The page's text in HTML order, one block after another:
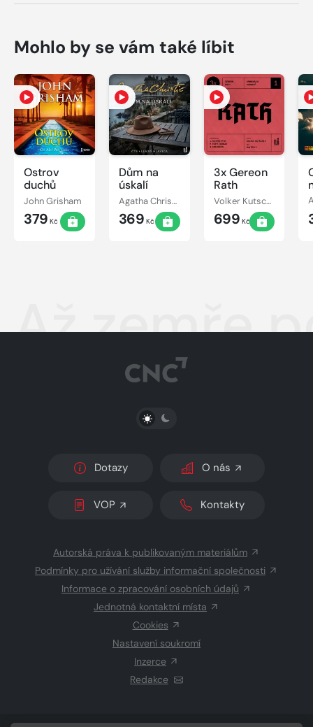
Mohlo by se vám také líbit
Ostrov
duchů
John Grisham
379 Kč
Dům na
úskalí
Agatha Christie
369 Kč
3x Gereon
Rath
Volker Kutscher
699 Kč
Až zemře
PŘEPNOUT SVĚTLÝ/TMAVÝ REŽIM
Dotazy O nás
VOP Kontakty
Autorská práva k publikovaným materiálům
Podmínky pro užívání služby informační společnosti
Informace o zpracování osobních údajů
Jednotná kontaktní místa
Cookies
Nastavení soukromí
Inzerce
Redakce